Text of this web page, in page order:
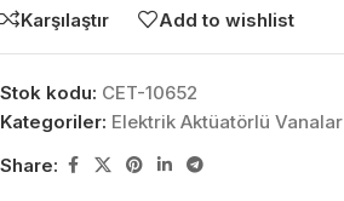
Karşılaştır Add to wishlist
Stok kodu: CET-10652
Kategoriler: Elektrik Aktüatörlü Vanalar
Share: